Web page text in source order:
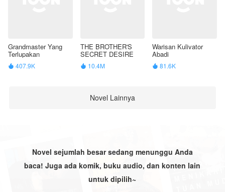
Grandmaster Yang
Terlupakan
 407.9K
THE BROTHER'S
SECRET DESIRE
 10.4M
Warisan Kulivator
Abadi
 81.6K
Novel Lainnya
Novel sejumlah besar sedang menunggu Anda
baca! Juga ada komik, buku audio, dan konten lain
untuk dipilih~